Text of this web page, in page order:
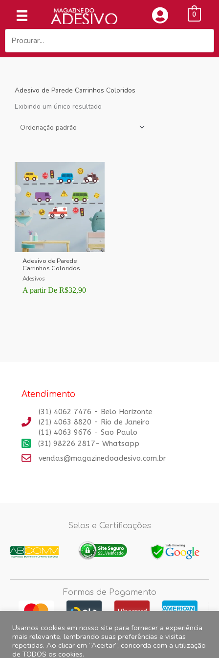
conteúdo
0
Adesivo de Parede Carrinhos Coloridos
Exibindo um único resultado
Adesivo de Parede
Carrinhos Coloridos
Adesivos
A partir De R$32,90
Atendimento
(31) 4062 7476 - Belo Horizonte
(21) 4063 8820 - Rio de Janeiro
(11) 4063 9676 - Sao Paulo
(31) 98226 2817- Whatsapp
vendas@magazinedoadesivo.com.br
Selos e Certificações
Formas de Pagamento
Fotos e imagens meramente ilustrativas, 2012© 2026 Magazine do
Usamos cookies em nosso site para fornecer a experiência
mais relevante, lembrando suas preferências e visitas
repetidas. Ao clicar em “Aceitar”, concorda com a utilização
de TODOS os cookies.